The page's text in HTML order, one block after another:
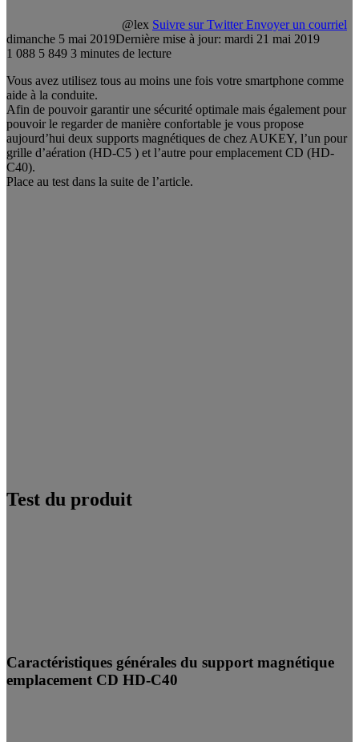
@lex Suivre sur Twitter Envoyer un courriel
dimanche 5 mai 2019Dernière mise à jour: mardi 21 mai 2019
1 088 5 849 3 minutes de lecture
Vous avez utilisez tous au moins une fois votre smartphone comme
aide à la conduite.
Afin de pouvoir garantir une sécurité optimale mais également pour
pouvoir le regarder de manière confortable je vous propose
aujourd’hui deux supports magnétiques de chez AUKEY, l’un pour
grille d’aération (HD-C5 ) et l’autre pour emplacement CD (HD-
C40).
Place au test dans la suite de l’article.
Test du produit
Caractéristiques générales du support magnétique
emplacement CD HD-C40